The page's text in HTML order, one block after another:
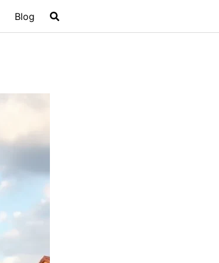
Blog